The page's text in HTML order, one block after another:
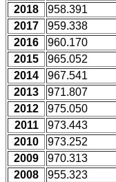
2018
958.391
2017
959.338
2016
960.170
2015
965.052
2014
967.541
2013
971.807
2012
975.050
2011
973.443
2010
973.252
2009
970.313
2008
955.323